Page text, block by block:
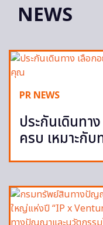
NEWS
PR NEWS
ประกันเดินทา
ครบ เหมาะกั